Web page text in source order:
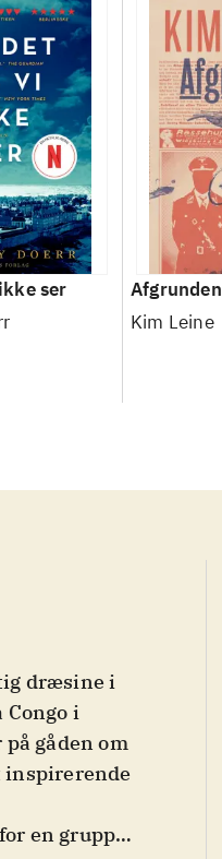
ser
Afgrunden
Kim Leine
dræsine i
i
gåden om
inspirerende
en gruppe